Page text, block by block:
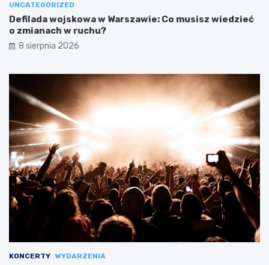
UNCATEGORIZED
Defilada wojskowa w Warszawie: Co musisz wiedzieć
o zmianach w ruchu?
8 sierpnia 2026
KONCERTY WYDARZENIA